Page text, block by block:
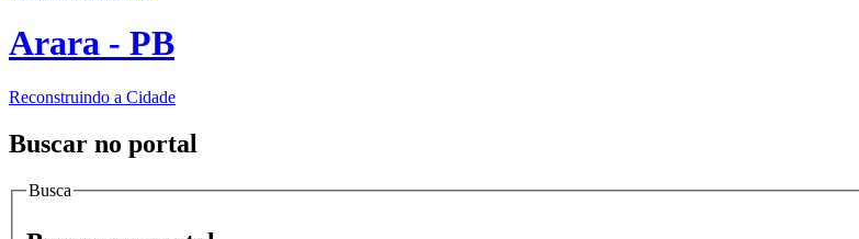
Arara - PB
Reconstruindo a Cidade
Buscar no portal
Busca